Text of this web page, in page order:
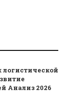
Анализ 2026